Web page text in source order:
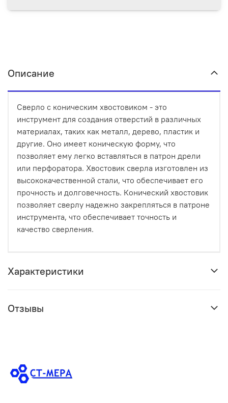
Описание
Сверло с коническим хвостовиком - это
инструмент для создания отверстий в различных
материалах, таких как металл, дерево, пластик и
другие. Оно имеет коническую форму, что
позволяет ему легко вставляться в патрон дрели
или перфоратора. Хвостовик сверла изготовлен из
высококачественной стали, что обеспечивает его
прочность и долговечность. Конический хвостовик
позволяет сверлу надежно закрепляться в патроне
инструмента, что обеспечивает точность и
качество сверления.
Характеристики
Отзывы